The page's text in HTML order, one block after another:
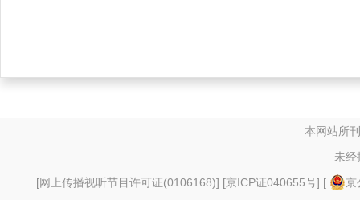
本网站所
未经
[网上传播视听节目许可证(0106168)] [京ICP证040655号] [
京